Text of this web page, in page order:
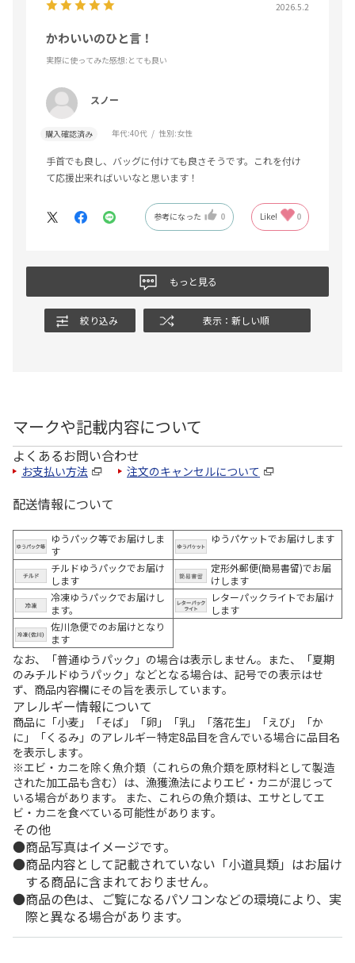
2026.5.2
かわいいのひと言！
実際に使ってみた感想:とても良い
スノー
購入確認済み 年代:40代 性別:女性
手首でも良し、バッグに付けても良さそうです。これを付け
て応援出来ればいいなと思います！
参考になった 0 Like! 0
もっと見る
絞り込み 表示：新しい順
マークや記載内容について
よくあるお問い合わせ
お支払い方法 注文のキャンセルについて
配送情報について
ゆうパック等でお届けしま
す
ゆうパケットでお届けします
チルドゆうパックでお届け
します
定形外郵便(簡易書留)でお届
けします
冷凍ゆうパックでお届けし
ます。
レターパックライトでお届け
します
佐川急便でのお届けとなり
ます
なお、「普通ゆうパック」の場合は表示しません。また、「夏期
のみチルドゆうパック」などとなる場合は、記号での表示はせ
ず、商品内容欄にその旨を表示しています。
アレルギー情報について
商品に「小麦」「そば」「卵」「乳」「落花生」「えび」「か
に」「くるみ」のアレルギー特定8品目を含んでいる場合に品目名
を表示します。
※エビ・カニを除く魚介類（これらの魚介類を原材料として製造
された加工品も含む）は、漁獲漁法によりエビ・カニが混じって
いる場合があります。 また、これらの魚介類は、エサとしてエ
ビ・カニを食べている可能性があります。
その他
商品写真はイメージです。
商品内容として記載されていない「小道具類」はお届け
する商品に含まれておりません。
商品の色は、ご覧になるパソコンなどの環境により、実
際と異なる場合があります。